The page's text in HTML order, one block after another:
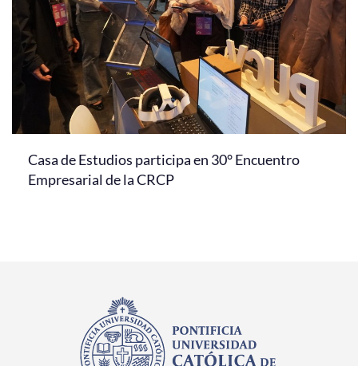
Casa de Estudios participa en 30° Encuentro
Empresarial de la CRCP